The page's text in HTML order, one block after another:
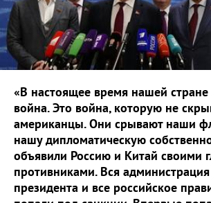
«В настоящее время нашей стране
война. Это война, которую не
американцы. Они срывают наши
нашу дипломатическую
объявили Россию и Китай своими
противниками. Вся администрация
президента и все российское